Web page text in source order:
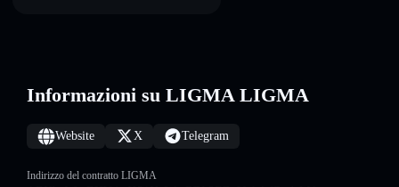
Informazioni su LIGMA LIGMA
Website X Telegram
Indirizzo del contratto LIGMA